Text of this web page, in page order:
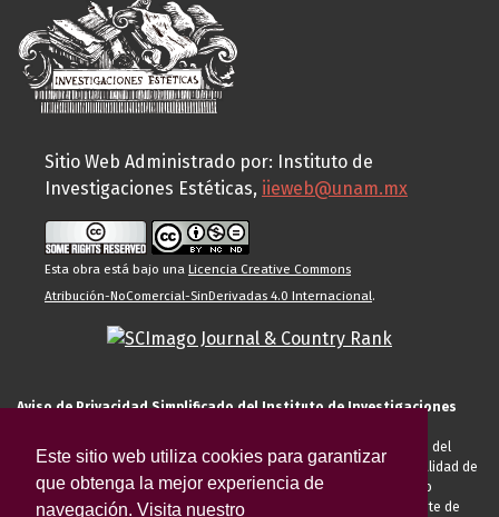
Este sitio web utiliza cookies para garantizar
que obtenga la mejor experiencia de
navegación. Visita nuestro
Sitio Web Administrado por: Instituto de
Investigaciones Estéticas, iieweb@unam.mx
Esta obra está bajo una Licencia Creative Commons
Atribución-NoComercial-SinDerivadas 4.0 Internacional.
Aviso de Privacidad Simplificado del Instituto de Investigaciones
El Instituto de Investigaciones Estéticas de la UNAM, es responsable del
tratamiento de sus datos personales para el registro de usted en calidad de
alumno, docente, personal de la entidad académica, conferencista o
invitado externo (nacional o extranjero), visitante, proveedor o cliente de